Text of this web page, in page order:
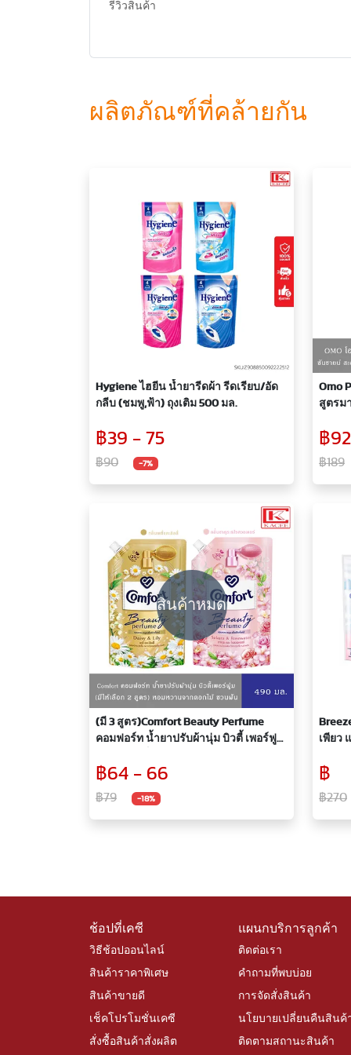
รีวิวสินค้า
ผลิตภัณฑ์ที่คล้ายกัน
Hygiene ไฮยีน น้ำยารีดผ้า รีดเรียบ/อัด
กลีบ (ชมพู,ฟ้า) ถุงเติม 500 มล.
฿39 - 75
฿90 -7%
Omo
สูตรม
฿
฿189
สินค้าหมด
(มี 3 สูตร)Comfort Beauty Perfume
คอมฟอร์ท น้ำยาปรับผ้านุ่ม บิวตี้ เพอร์ฟูม
฿64 - 66
฿79 -18%
เพียว
฿
฿270
ช้อปที่เคซี
วิธีช้อปออนไลน์
สินค้าราคาพิเศษ
สินค้าขายดี
เช็คโปรโมชั่นเคซี
สั่งซื้อสินค้าสั่งผลิต
แผนกบริการลูกค้า
ติดต่อเรา
คำถามที่พบบ่อย
การจัดสั่งสินค้า
นโยบายเปลี่ยนคืนสินค้
ติดตามสถานะสินค้า